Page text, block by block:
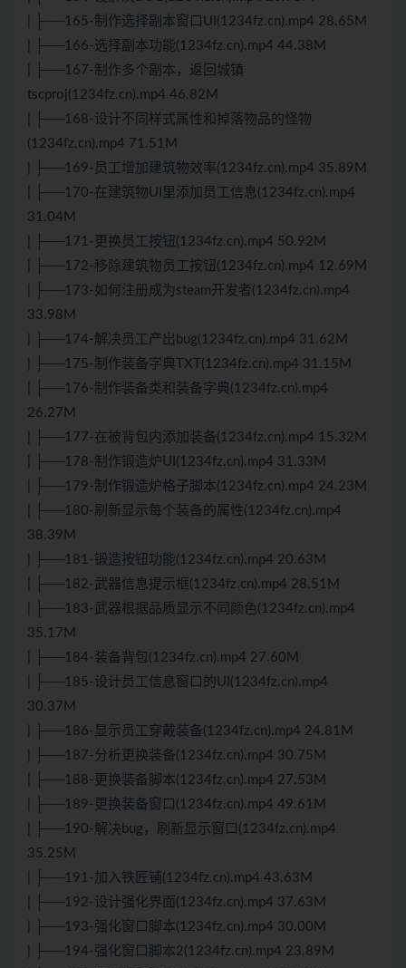
| ├──165-制作选择副本窗口UI(1234fz.cn).mp4 28.65M
| ├──166-选择副本功能(1234fz.cn).mp4 44.38M
| ├──167-制作多个副本，返回城镇
tscproj(1234fz.cn).mp4 46.82M
| ├──168-设计不同样式属性和掉落物品的怪物
(1234fz.cn).mp4 71.51M
| ├──169-员工增加建筑物效率(1234fz.cn).mp4 35.89M
| ├──170-在建筑物UI里添加员工信息(1234fz.cn).mp4
31.04M
| ├──171-更换员工按钮(1234fz.cn).mp4 50.92M
| ├──172-移除建筑物员工按钮(1234fz.cn).mp4 12.69M
| ├──173-如何注册成为steam开发者(1234fz.cn).mp4
33.98M
| ├──174-解决员工产出bug(1234fz.cn).mp4 31.62M
| ├──175-制作装备字典TXT(1234fz.cn).mp4 31.15M
| ├──176-制作装备类和装备字典(1234fz.cn).mp4
26.27M
| ├──177-在被背包内添加装备(1234fz.cn).mp4 15.32M
| ├──178-制作锻造炉UI(1234fz.cn).mp4 31.33M
| ├──179-制作锻造炉格子脚本(1234fz.cn).mp4 24.23M
| ├──180-刷新显示每个装备的属性(1234fz.cn).mp4
38.39M
| ├──181-锻造按钮功能(1234fz.cn).mp4 20.63M
| ├──182-武器信息提示框(1234fz.cn).mp4 28.51M
| ├──183-武器根据品质显示不同颜色(1234fz.cn).mp4
35.17M
| ├──184-装备背包(1234fz.cn).mp4 27.60M
| ├──185-设计员工信息窗口的UI(1234fz.cn).mp4
30.37M
| ├──186-显示员工穿戴装备(1234fz.cn).mp4 24.81M
| ├──187-分析更换装备(1234fz.cn).mp4 30.75M
| ├──188-更换装备脚本(1234fz.cn).mp4 27.53M
| ├──189-更换装备窗口(1234fz.cn).mp4 49.61M
| ├──190-解决bug，刷新显示窗口(1234fz.cn).mp4
35.25M
| ├──191-加入铁匠铺(1234fz.cn).mp4 43.63M
| ├──192-设计强化界面(1234fz.cn).mp4 37.63M
| ├──193-强化窗口脚本(1234fz.cn).mp4 30.00M
| ├──194-强化窗口脚本2(1234fz.cn).mp4 23.89M